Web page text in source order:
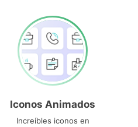
Iconos Animados
Increíbles iconos en